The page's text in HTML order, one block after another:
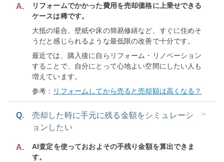
A.
リフォームでかかった費用を売却価格に上乗せできる
ケースは稀です。
大抵の場合、壁紙や床の簡易修繕など、すぐに住めそ
うだと感じられるような最低限の改善で十分です。
最近では、購入後に自らリフォーム・リノベーション
することで、自分にとって心地よい空間にしたい人も
増えています。
参考： リフォームしてから売ると売却額は高くなる？
Q.
売却した時に手元に残る金額をシミュレーシ
ョンしたい
A.
AI査定を使っておおよその手残り金額を算出できま
す。